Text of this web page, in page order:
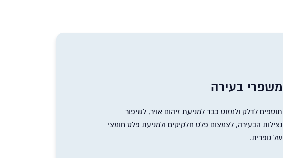
משפרי בעירה
תוספים לדלק ולמזוט כבד למניעת זיהום אויר, לשיפור
נצילות הבעירה, לצמצום פלט חלקיקים ולמניעת פלט חומצי
של גופרית.